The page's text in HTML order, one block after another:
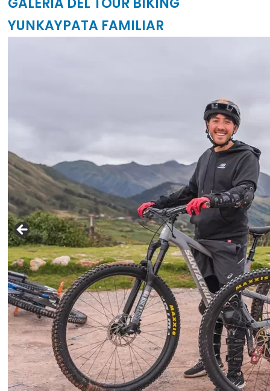
Celular - WhatsApp:
Para grupos mayores a 4 personas,
contáctenos para enviarle un precio
especial.
Ver Comentarios
BIKING YUNKAYPATA FAMILIAR - SERVICIO
PRIVADO
PRECIO POR PERSONA
YUNKAYPATA FAMILIAR